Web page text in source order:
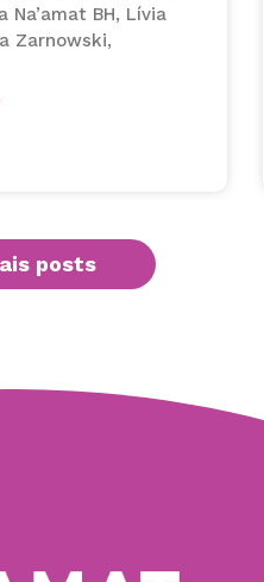
BH, Lívia
Zarnowski,
posts